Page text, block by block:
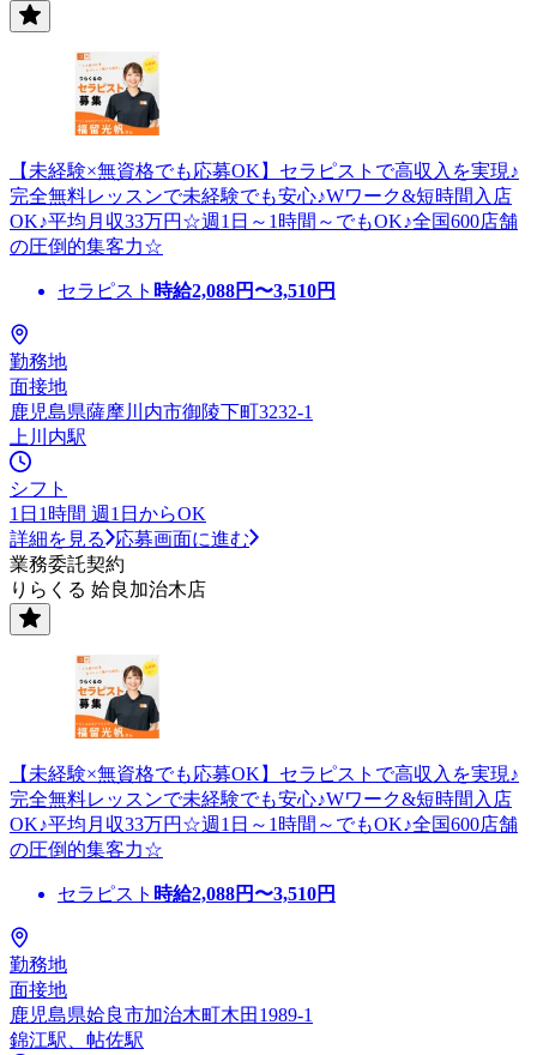
【未経験×無資格でも応募OK】セラピストで高収入を実現♪
完全無料レッスンで未経験でも安心♪Wワーク&短時間入店
OK♪平均月収33万円☆週1日～1時間～でもOK♪全国600店舗
の圧倒的集客力☆
セラピスト 時給2,088円〜3,510円
勤務地
面接地
鹿児島県薩摩川内市御陵下町3232-1
上川内駅
シフト
1日1時間 週1日からOK
詳細を見る
応募画面に進む
業務委託契約
りらくる 姶良加治木店
【未経験×無資格でも応募OK】セラピストで高収入を実現♪
完全無料レッスンで未経験でも安心♪Wワーク&短時間入店
OK♪平均月収33万円☆週1日～1時間～でもOK♪全国600店舗
の圧倒的集客力☆
セラピスト 時給2,088円〜3,510円
勤務地
面接地
鹿児島県姶良市加治木町木田1989-1
錦江駅、帖佐駅